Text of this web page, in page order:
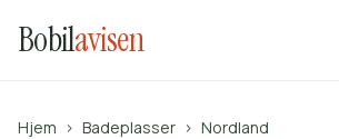
Bobilavisen
Hjem › Badeplasser › Nordland